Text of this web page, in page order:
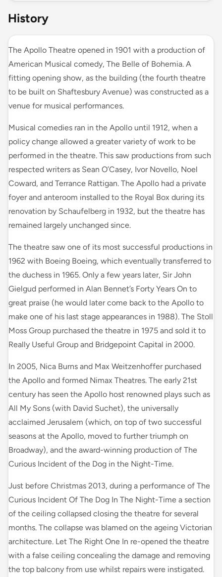
History
The Apollo Theatre opened in 1901 with a production of
American Musical comedy, The Belle of Bohemia. A
fitting opening show, as the building (the fourth theatre
to be built on Shaftesbury Avenue) was constructed as a
venue for musical performances.
Musical comedies ran in the Apollo until 1912, when a
policy change allowed a greater variety of work to be
performed in the theatre. This saw productions from such
respected writers as Sean O’Casey, Ivor Novello, Noel
Coward, and Terrance Rattigan. The Apollo had a private
foyer and anteroom installed to the Royal Box during its
renovation by Schaufelberg in 1932, but the theatre has
remained largely unchanged since.
The theatre saw one of its most successful productions in
1962 with Boeing Boeing, which eventually transferred to
the duchess in 1965. Only a few years later, Sir John
Gielgud performed in Alan Bennet’s Forty Years On to
great praise (he would later come back to the Apollo to
make one of his last stage appearances in 1988). The Stoll
Moss Group purchased the theatre in 1975 and sold it to
Really Useful Group and Bridgepoint Capital in 2000.
In 2005, Nica Burns and Max Weitzenhoffer purchased
the Apollo and formed Nimax Theatres. The early 21st
century has seen the Apollo host renowned plays such as
All My Sons (with David Suchet), the universally
acclaimed Jerusalem (which, on top of two successful
seasons at the Apollo, moved to further triumph on
Broadway), and the award-winning production of The
Curious Incident of the Dog in the Night-Time.
Just before Christmas 2013, during a performance of The
Curious Incident Of The Dog In The Night-Time a section
of the ceiling collapsed closing the theatre for several
months. The collapse was blamed on the ageing Victorian
architecture. Let The Right One In re-opened the theatre
with a false ceiling concealing the damage and removing
the top balcony from use whilst repairs were instigated.